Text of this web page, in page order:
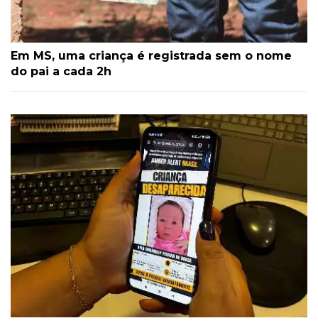
Em MS, uma criança é registrada sem o nome
do pai a cada 2h